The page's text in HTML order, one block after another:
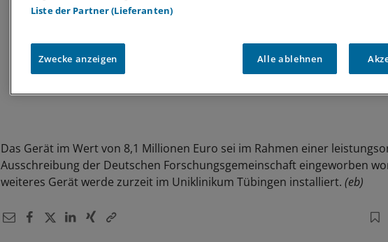
Das Gerät im Wert von 8,1 Millionen Euro sei im Rahmen einer
Ausschreibung der Deutschen Forschungsgemeinschaft eingeworben
weiteres Gerät werde zurzeit im Uniklinikum Tübingen installiert. (eb)
Liste der Partner (Lieferanten)
Zwecke anzeigen Alle ablehnen